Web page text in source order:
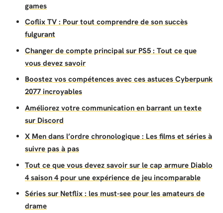
games
Coflix TV : Pour tout comprendre de son succès
fulgurant
Changer de compte principal sur PS5 : Tout ce que
vous devez savoir
Boostez vos compétences avec ces astuces Cyberpunk
2077 incroyables
Améliorez votre communication en barrant un texte
sur Discord
X Men dans l’ordre chronologique : Les films et séries à
suivre pas à pas
Tout ce que vous devez savoir sur le cap armure Diablo
4 saison 4 pour une expérience de jeu incomparable
Séries sur Netflix : les must-see pour les amateurs de
drame